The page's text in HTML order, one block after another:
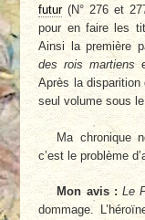
futur(N° 276 et
pour en faire les
Ainsi la première
des rois martiens
Après la
seul volume sous
Ma chronique
c’est le problème
Mon avis : Le
dommage.